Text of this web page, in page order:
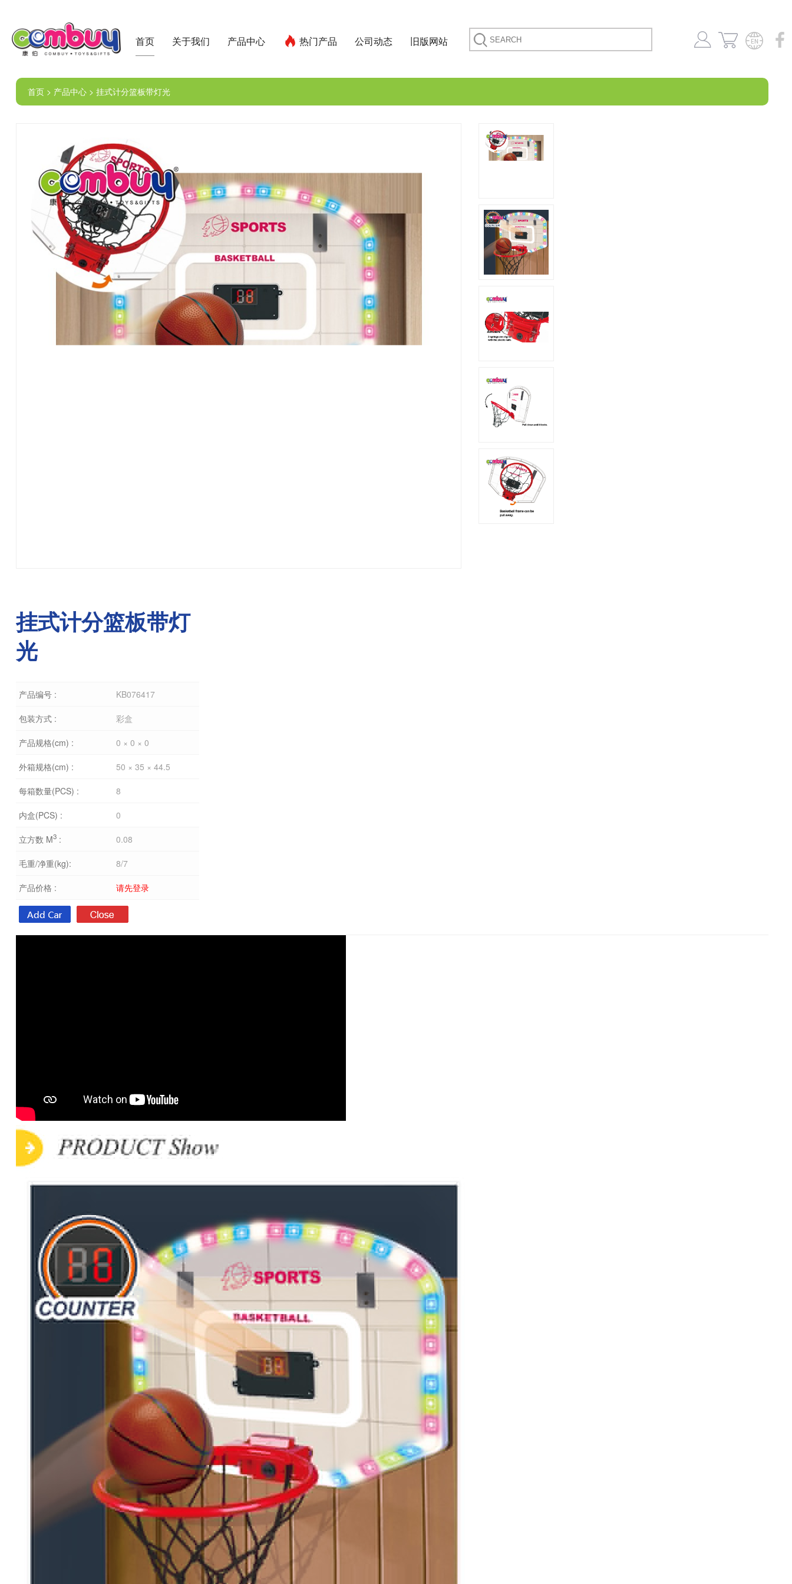
首页 关于我们 产品中心 热门产品 公司动态 旧版网站
首页 > 产品中心 > 挂式计分篮板带灯光
挂式计分篮板带灯
光
产品编号 : KB076417
包装方式 : 彩盒
产品规格(cm) : 0 × 0 × 0
外箱规格(cm) : 50 × 35 × 44.5
每箱数量(PCS) : 8
内盒(PCS) : 0
立方数 M3: 0.08
毛重/净重(kg): 8/7
产品价格 : 请先登录